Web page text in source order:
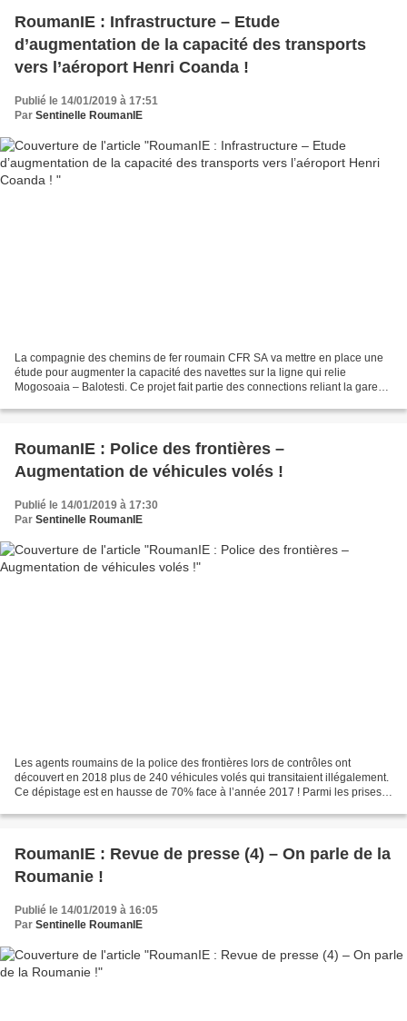
RoumanIE : Infrastructure – Etude
d’augmentation de la capacité des transports
vers l’aéroport Henri Coanda !
Publié le 14/01/2019 à 17:51
Par Sentinelle RoumanIE
La compagnie des chemins de fer roumain CFR SA va mettre en place une
étude pour augmenter la capacité des navettes sur la ligne qui relie
Mogosoaia – Balotesti. Ce projet fait partie des connections reliant la gare
RoumanIE : Police des frontières –
Augmentation de véhicules volés !
Publié le 14/01/2019 à 17:30
Par Sentinelle RoumanIE
Les agents roumains de la police des frontières lors de contrôles ont
découvert en 2018 plus de 240 véhicules volés qui transitaient illégalement.
Ce dépistage est en hausse de 70% face à l’année 2017 ! Parmi les prises,
RoumanIE : Revue de presse (4) – On parle de la
Roumanie !
Publié le 14/01/2019 à 16:05
Par Sentinelle RoumanIE